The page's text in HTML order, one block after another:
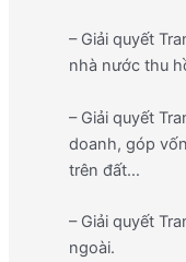
– Giải quyết
nhà nước thu
– Giải quyết
doanh, góp
trên đất…
– Giải quyết
ngoài.